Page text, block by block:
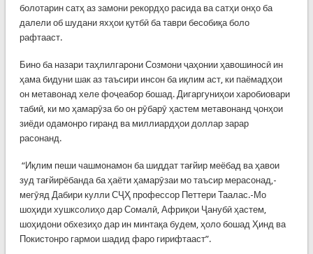
болотарин сатҳ аз замони рекордҳо расида ва сатҳи онҳо ба
далели об шудани яхҳои қутбӣ ба таври бесобиқа боло
рафтааст.
Бино ба назари таҳлилгарони Созмони ҷаҳонии ҳавошиносӣ ин
ҳама бидуни шак аз таъсири инсон ба иқлим аст, ки паёмадҳои
он метавонад хеле фоҷеабор бошад. Дигаргуниҳои харобиовари
табиӣ, ки мо ҳамарӯза бо он рӯбарӯ ҳастем метавонанд ҷонҳои
зиёди одамонро гиранд ва миллиардҳои доллар зарар
расонанд.
“Иқлим пеши чашмонамон ба шиддат тағйир меёбад ва ҳавои
зуд тағйирёбанда ба ҳаёти ҳамарӯзаи мо таъсир мерасонад,-
мегӯяд Дабири кулли СҶҲ профессор Петтери Таалас.-Мо
шоҳиди хушксолиҳо дар Сомалӣ, Африқои Ҷанубӣ ҳастем,
шоҳидони обхезиҳо дар ин минтақа будем, ҳоло бошад Ҳинд ва
Покистонро гармои шадид фаро гирифтааст”.